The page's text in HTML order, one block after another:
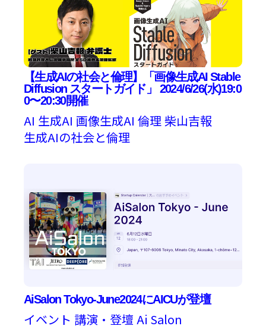
【生成AIの社会と倫理】「画像生成AI Stable
Diffusion スタートガイド」 2024/6/26(水)19:0
0〜20:30開催
AI 生成AI 画像生成AI 倫理柴山吉報
生成AIの社会と倫理
AiSalon Tokyo-June2024にAICUが登壇
イベント 講演・登壇 Ai Salon